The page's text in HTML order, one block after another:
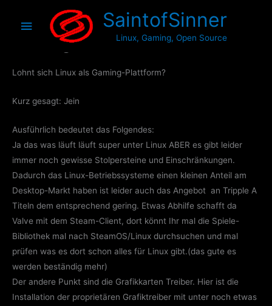
SaintofSinner
Linux, Gaming, Open Source
Hauptmenü
Gaming
Lohnt sich Linux als Gaming-Plattform?
Kurz gesagt: Jein
Ausführlich bedeutet das Folgendes:
Ja das was läuft läuft super unter Linux ABER es gibt leider
immer noch gewisse Stolpersteine und Einschränkungen.
Dadurch das Linux-Betriebssysteme einen kleinen Anteil am
Desktop-Markt haben ist leider auch das Angebot an Tripple A
Titeln dem entsprechend gering. Etwas Abhilfe schafft da
Valve mit dem Steam-Client, dort könnt Ihr mal die Spiele-
Bibliothek mal nach SteamOS/Linux durchsuchen und mal
prüfen was es dort schon alles für Linux gibt.(das gute es
werden beständig mehr)
Der andere Punkt sind die Grafikkarten Treiber. Hier ist die
Installation der proprietären Grafiktreiber mit unter noch etwas